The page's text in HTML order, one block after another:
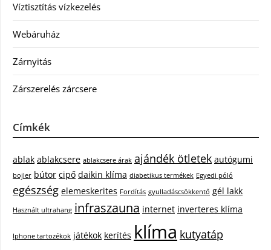
Víztisztítás vízkezelés
Webáruház
Zárnyitás
Zárszerelés zárcsere
Címkék
ablak ablakcsere ablakcsere árak ajándék ötletek autógumi
bojler bútor cipő daikin klíma diabetikus termékek Egyedi póló
egészség elemeskerites Fordítás gyulladáscsökkentő gél lakk
Használt ultrahang infraszauna internet inverteres klíma
Iphone tartozékok játékok kerítés klíma kutyatáp